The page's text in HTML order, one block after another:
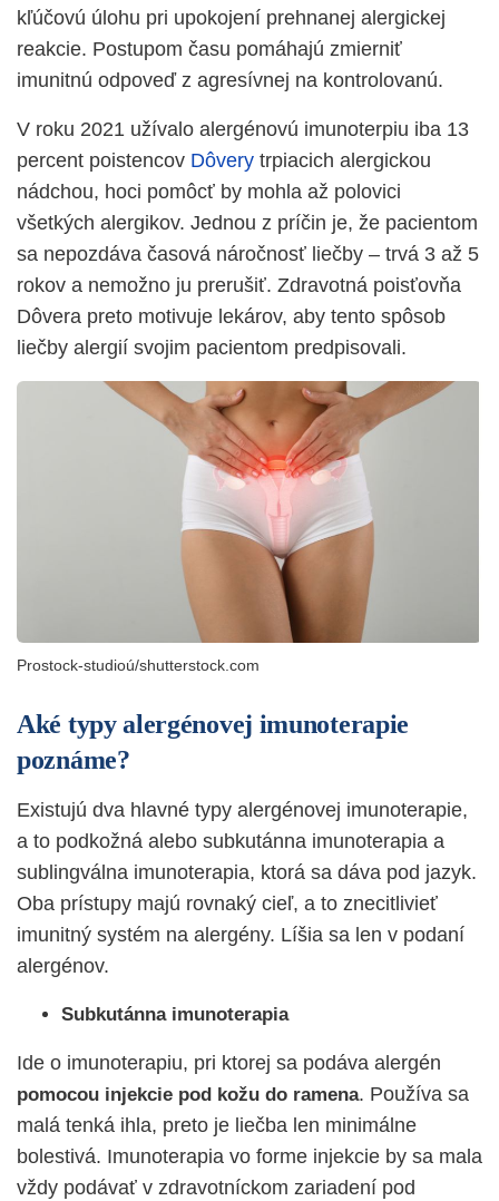
kľúčovú úlohu pri upokojení prehnanej alergickej
reakcie. Postupom času pomáhajú zmierniť
imunitnú odpoveď z agresívnej na kontrolovanú.
V roku 2021 užívalo alergénovú imunoterpiu iba 13
percent poistencov Dôvery trpiacich alergickou
nádchou, hoci pomôcť by mohla až polovici
všetkých alergikov. Jednou z príčin je, že pacientom
sa nepozdáva časová náročnosť liečby – trvá 3 až 5
rokov a nemožno ju prerušiť. Zdravotná poisťovňa
Dôvera preto motivuje lekárov, aby tento spôsob
liečby alergií svojim pacientom predpisovali.
Prostock-studioú/shutterstock.com
Aké typy alergénovej imunoterapie
poznáme?
Existujú dva hlavné typy alergénovej imunoterapie,
a to podkožná alebo subkutánna imunoterapia a
sublingválna imunoterapia, ktorá sa dáva pod jazyk.
Oba prístupy majú rovnaký cieľ, a to znecitlivieť
imunitný systém na alergény. Líšia sa len v podaní
alergénov.
Subkutánna imunoterapia
Ide o imunoterapiu, pri ktorej sa podáva alergén
pomocou injekcie pod kožu do ramena. Používa sa
malá tenká ihla, preto je liečba len minimálne
bolestivá. Imunoterapia vo forme injekcie by sa mala
vždy podávať v zdravotníckom zariadení pod